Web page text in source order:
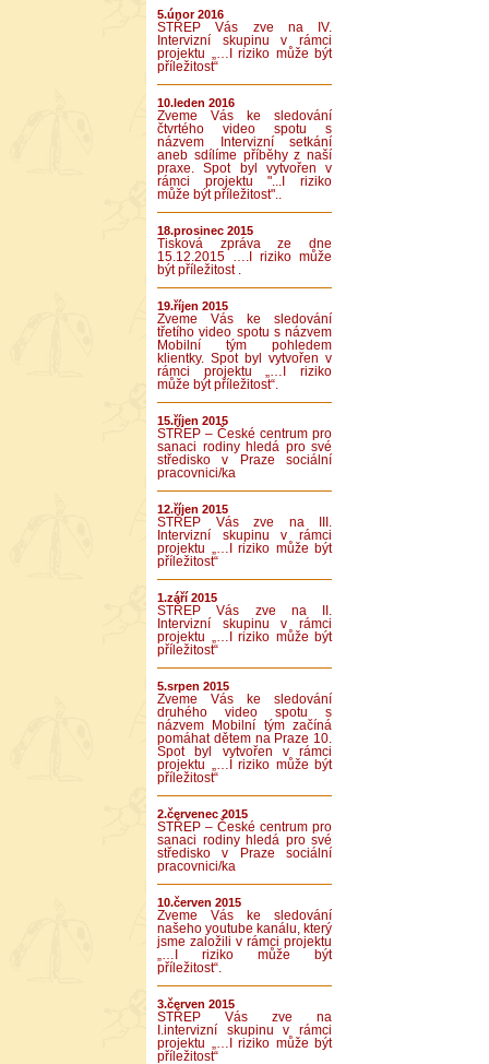
5.únor 2016
STŘEP Vás zve na IV.
Intervizní skupinu v rámci
projektu „…I riziko může být
příležitost“
10.leden 2016
Zveme Vás ke sledování
čtvrtého video spotu s
názvem Intervizní setkání
aneb sdílíme příběhy z naší
praxe. Spot byl vytvořen v
rámci projektu "...I riziko
může být příležitost"..
18.prosinec 2015
Tisková zpráva ze dne
15.12.2015 ….I riziko může
být příležitost .
19.říjen 2015
Zveme Vás ke sledování
třetího video spotu s názvem
Mobilní tým pohledem
klientky. Spot byl vytvořen v
rámci projektu „…I riziko
může být příležitost“.
15.říjen 2015
STŘEP – České centrum pro
sanaci rodiny hledá pro své
středisko v Praze sociální
pracovnici/ka
12.říjen 2015
STŘEP Vás zve na III.
Intervizní skupinu v rámci
projektu „…I riziko může být
příležitost“
1.září 2015
STŘEP Vás zve na II.
Intervizní skupinu v rámci
projektu „…I riziko může být
příležitost“
5.srpen 2015
Zveme Vás ke sledování
druhého video spotu s
názvem Mobilní tým začíná
pomáhat dětem na Praze 10.
Spot byl vytvořen v rámci
projektu „…I riziko může být
příležitost“
2.červenec 2015
STŘEP – České centrum pro
sanaci rodiny hledá pro své
středisko v Praze sociální
pracovnici/ka
10.červen 2015
Zveme Vás ke sledování
našeho youtube kanálu, který
jsme založili v rámci projektu
„…I riziko může být
příležitost“.
3.červen 2015
STŘEP Vás zve na
I.intervizní skupinu v rámci
projektu „…I riziko může být
příležitost“